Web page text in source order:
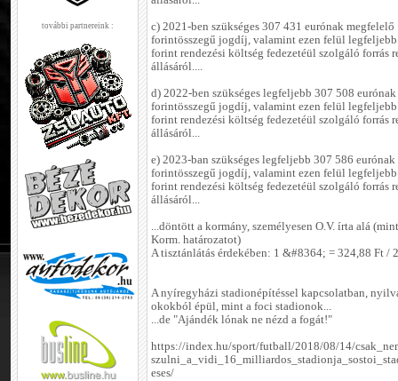
további partnereink :
c) 2021-ben szükséges 307 431 eurónak megfelelő
forintösszegű jogdíj, valamint ezen felül
forint rendezési költség fedezetéül szolgáló forrás
állásáról....
d) 2022-ben szükséges legfeljebb 307 508
forintösszegű jogdíj, valamint ezen felül
forint rendezési költség fedezetéül szolgáló forrás
állásáról...
e) 2023-ban szükséges legfeljebb 307 586
forintösszegű jogdíj, valamint ezen felül
forint rendezési költség fedezetéül szolgáló forrás
állásáról...
...döntött a kormány, személyesen O.V. írta alá
Korm. határozatot)
A tisztánlátás érdekében: 1 &#8364; = 324,88 Ft /
A nyíregyházi stadionépítéssel kapcsolatban,
okokból épül, mint a foci stadionok...
...de "Ajándék lónak ne nézd a fogát!"
https://index.hu/sport/futball/2018/08/14/
eses/